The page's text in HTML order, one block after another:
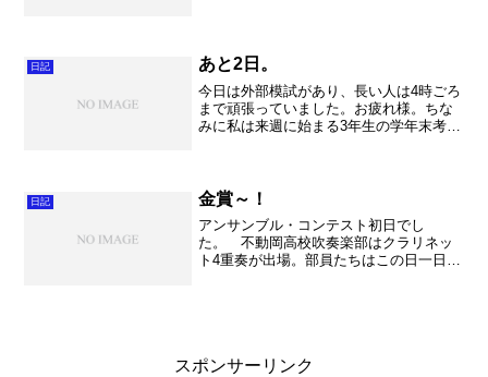
フォーマンス【団パフォ...
日記 あと2日。
今日は外部模試があり、長い人は4時ごろ
まで頑張っていました。お疲れ様。ちな
みに私は来週に始まる3年生の学年末考査
授業があるのがあ...
日記 金賞～！
アンサンブル・コンテスト初日でし
た。 不動岡高校吹奏楽部はクラリネッ
ト4重奏が出場。部員たちはこの日一日生
スポンサーリンク